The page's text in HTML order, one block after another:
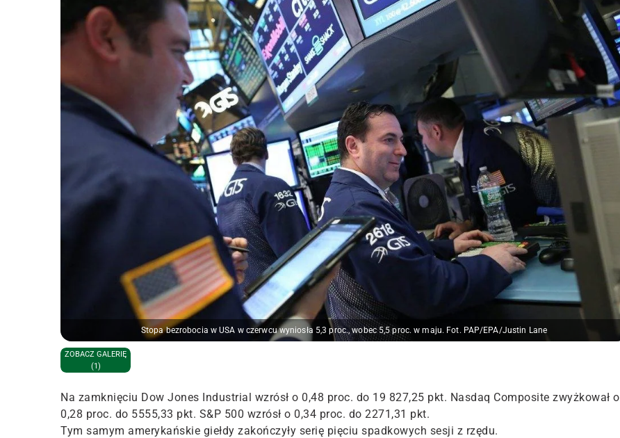
Stopa bezrobocia w USA w czerwcu wyniosła 5,3 proc., wobec 5,5 proc. w maju. Fot. PAP/EPA/Justin Lane
ZOBACZ GALERIĘ
(1)
Na zamknięciu Dow Jones Industrial wzrósł o 0,48 proc. do 19 827,25 pkt. Nasdaq Composite zwyżkował o
0,28 proc. do 5555,33 pkt. S&P 500 wzrósł o 0,34 proc. do 2271,31 pkt.
Tym samym amerykańskie giełdy zakończyły serię pięciu spadkowych sesji z rzędu.